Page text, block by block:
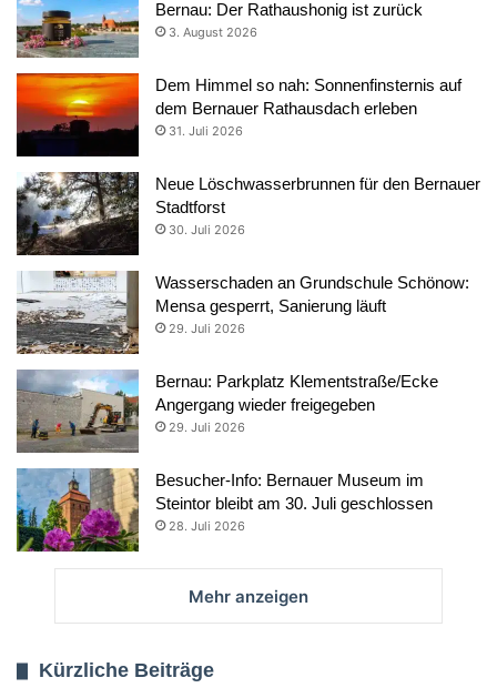
Bernau: Der Rathaushonig ist zurück
3. August 2026
Dem Himmel so nah: Sonnenfinsternis auf
dem Bernauer Rathausdach erleben
31. Juli 2026
Neue Löschwasserbrunnen für den Bernauer
Stadtforst
30. Juli 2026
Wasserschaden an Grundschule Schönow:
Mensa gesperrt, Sanierung läuft
29. Juli 2026
Bernau: Parkplatz Klementstraße/Ecke
Angergang wieder freigegeben
29. Juli 2026
Besucher-Info: Bernauer Museum im
Steintor bleibt am 30. Juli geschlossen
28. Juli 2026
Mehr anzeigen
Kürzliche Beiträge